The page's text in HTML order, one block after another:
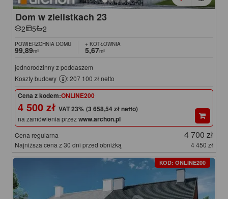
Dom w zielistkach 23
2 5 2
POWIERZCHNIA DOMU
99,89m²
+ KOTŁOWNIA
5,67m²
jednorodzinny z poddaszem
Koszty budowy
: 207 100 zł netto
Cena z kodem:ONLINE200
4 500 zł (3 658,54 zł netto)
na zamówienia przezwww.archon.pl
Cena regularna 4 700 zł
Najniższa cena z 30 dni przed obniżką 4 450 zł
KOD: ONLINE200